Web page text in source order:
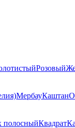
Розовый
МербауКаштан
полосныйКвадрат